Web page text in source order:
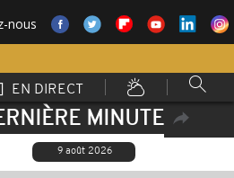
nous
EN DIRECT
MINUTE
9 août 2026